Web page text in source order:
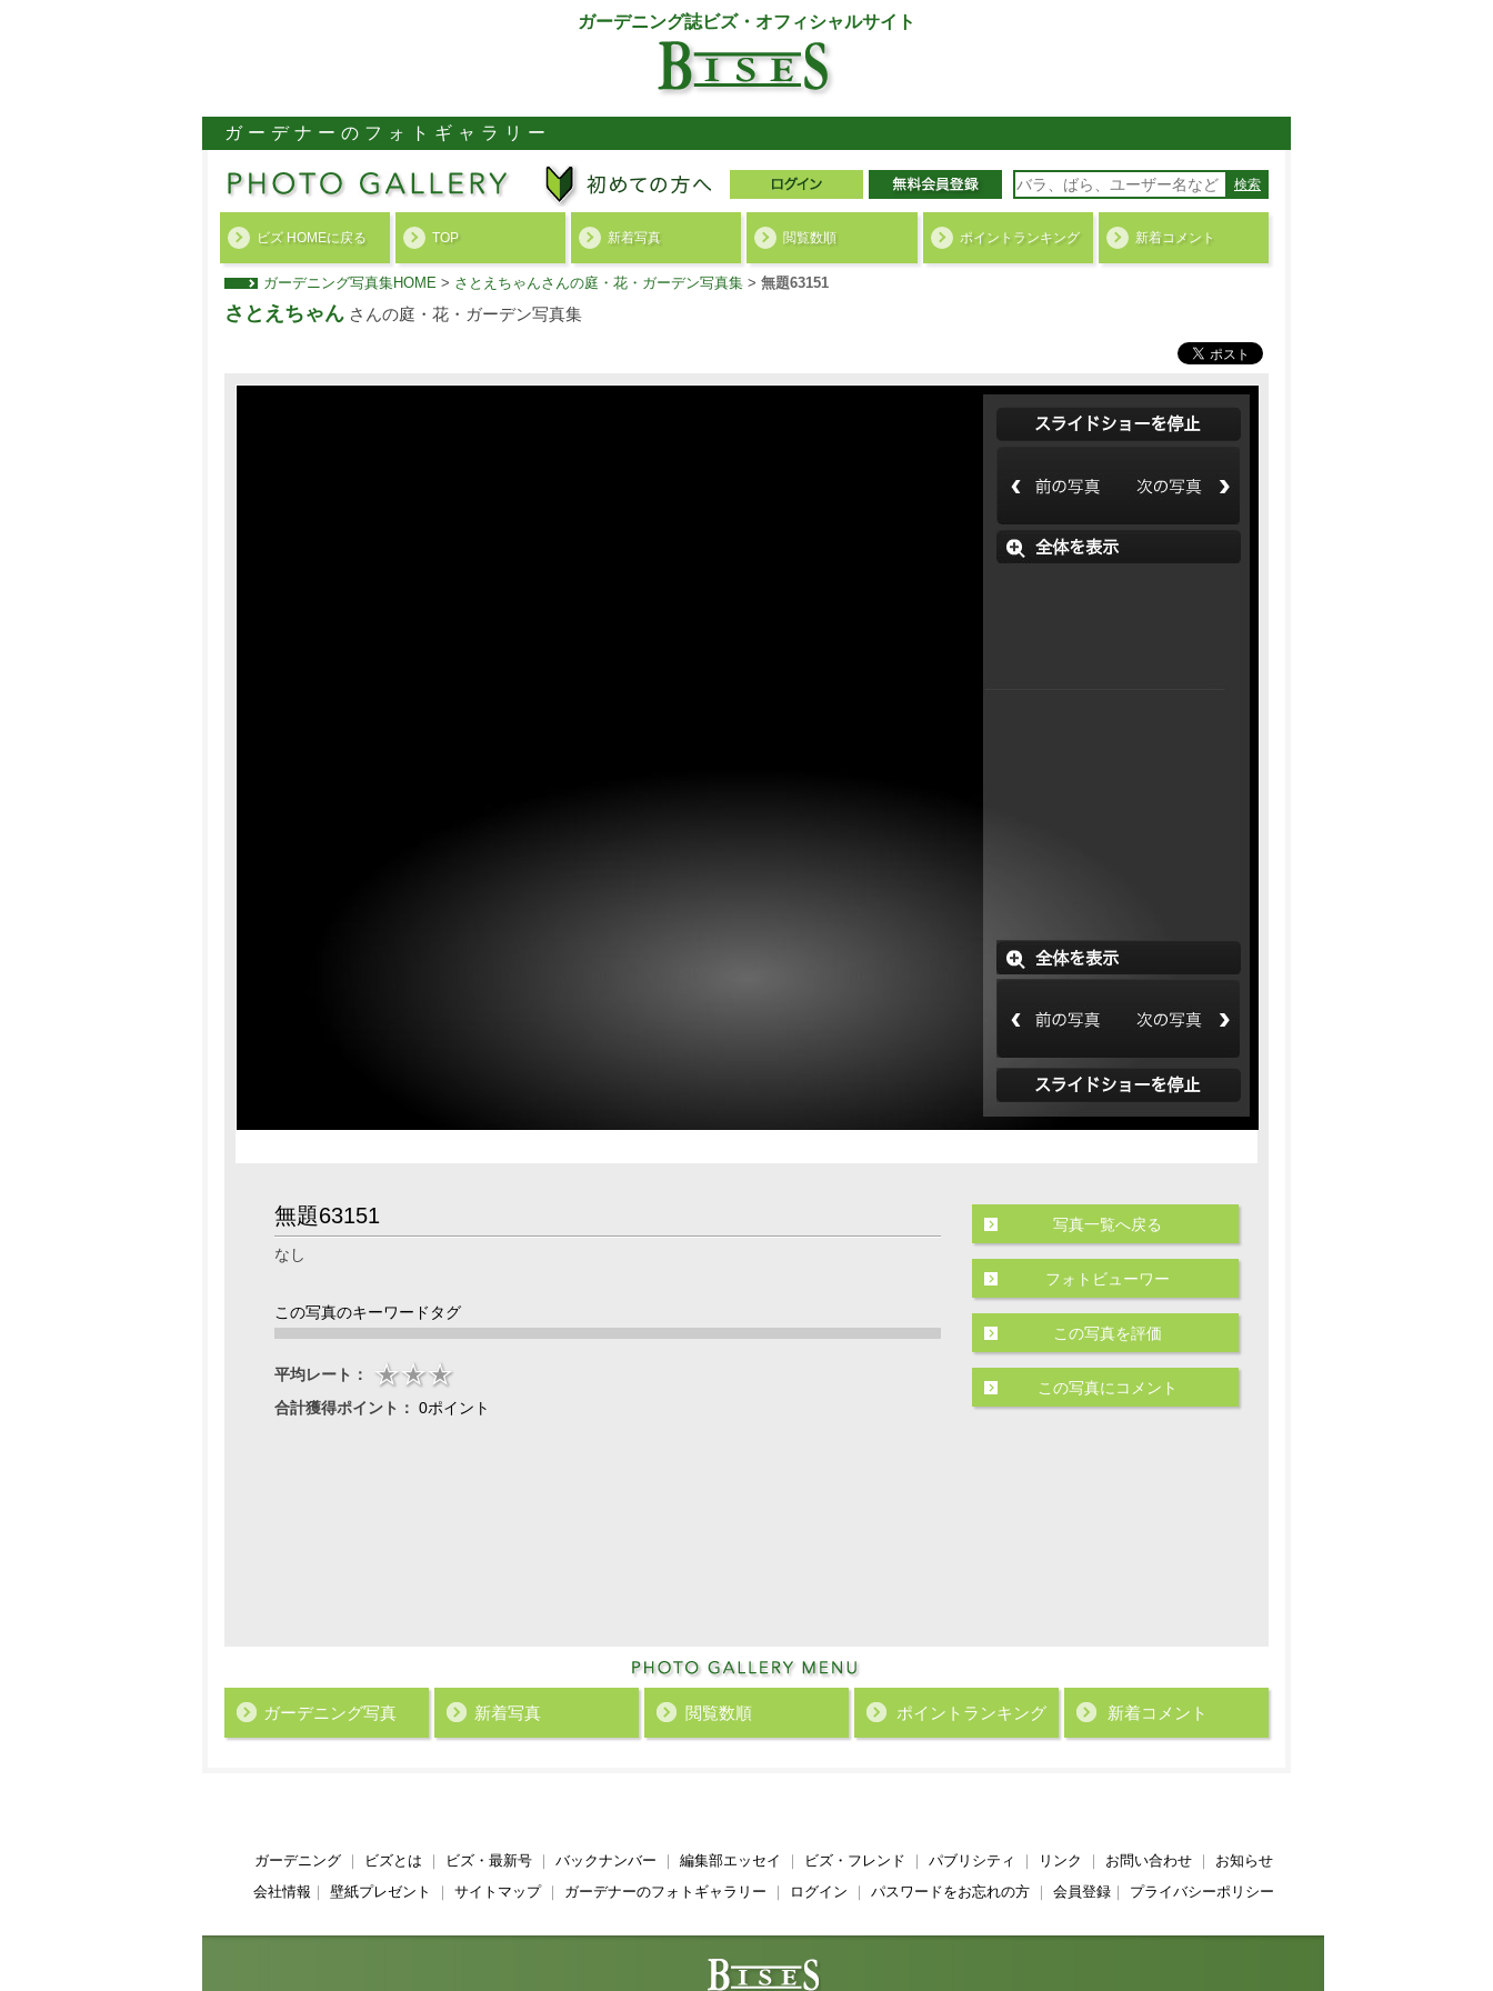
ガーデニング誌ビズ・オフィシャルサイト
ガーデナーのフォトギャラリー
検索
ビズ HOMEに戻る TOP 新着写真 閲覧数順 ポイント ランキング 新着コメント
ガーデニング写真集HOME > さとえちゃんさんの庭・花・ガーデン写真集 > 無題63151
さとえちゃん さんの庭・花・ガーデン写真集
無題63151
なし
この写真のキーワードタグ
平均レート：
合計獲得ポイント： 0ポイント
写真一覧へ戻る
フォトビューワー
この写真を評価
この写真にコメント
ガーデニング写真 新着写真 閲覧数順 ポイント ランキング 新着コメント
ガーデニング｜ ビズとは ビズ・最新号｜ バックナンバー 編集部エッセイ ビズ・フレンド パブリシティ リンク お問い合わせ｜ お知らせ
会社情報
壁紙プレゼント サイトマップ｜ ガーデナーのフォトギャラリー ログイン パスワードをお忘れの方｜ 会員登録｜ プライバシーポリシー